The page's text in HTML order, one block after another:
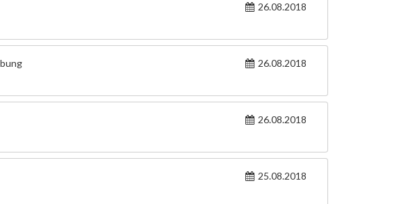
26.08.2018
26.08.2018
26.08.2018
25.08.2018